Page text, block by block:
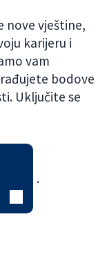
nove vještine,
karijeru i
vam
bodove
Uključite se
.